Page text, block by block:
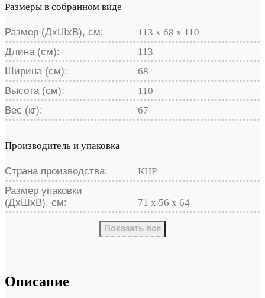
Размеры в собранном виде
Размер (ДхШхВ), см:
113 х 68 х 110
Длина (см):
113
Ширина (см):
68
Высота (см):
110
Вес (кг):
67
Производитель и упаковка
Страна производства:
КНР
Размер упаковки
(ДхШхВ), см:
71 х 56 х 64
Показать все
Описание